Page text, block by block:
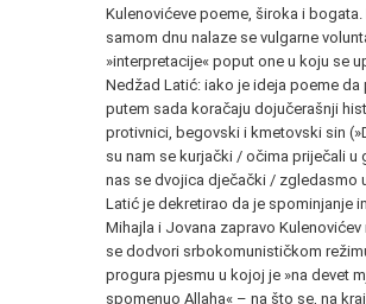
Kulenovićeve poeme, široka i bogata.
samom dnu nalaze se vulgarne
»interpretacije« poput one u koju se
Nedžad Latić: iako je ideja poeme da
putem sada koračaju dojučerašnji
protivnici, begovski i kmetovski sin
su nam se kurjački / očima priječali u
nas se dvojica dječački / zgledasmo
Latić je dekretirao da je spominjanje
Mihajla i Jovana zapravo Kulenovićev
se dodvori srbokomunističkom
progura pjesmu u kojoj je »na devet
spomenuo Allaha« – na što se, na